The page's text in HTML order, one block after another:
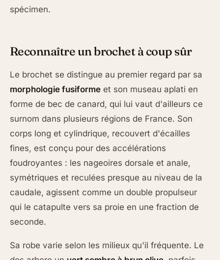
spécimen.
Reconnaître un brochet à coup sûr
Le brochet se distingue au premier regard par sa
morphologie fusiforme et son museau aplati en
forme de bec de canard, qui lui vaut d'ailleurs ce
surnom dans plusieurs régions de France. Son
corps long et cylindrique, recouvert d'écailles
fines, est conçu pour des accélérations
foudroyantes : les nageoires dorsale et anale,
symétriques et reculées presque au niveau de la
caudale, agissent comme un double propulseur
qui le catapulte vers sa proie en une fraction de
seconde.
Sa robe varie selon les milieux qu'il fréquente. Le